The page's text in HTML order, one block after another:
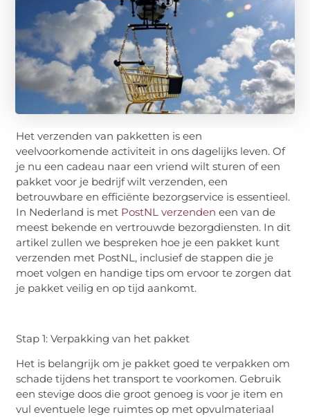
Het verzenden van pakketten is een
veelvoorkomende activiteit in ons dagelijks leven. Of
je nu een cadeau naar een vriend wilt sturen of een
pakket voor je bedrijf wilt verzenden, een
betrouwbare en efficiënte bezorgservice is essentieel.
In Nederland is met PostNL verzenden een van de
meest bekende en vertrouwde bezorgdiensten. In dit
artikel zullen we bespreken hoe je een pakket kunt
verzenden met PostNL, inclusief de stappen die je
moet volgen en handige tips om ervoor te zorgen dat
je pakket veilig en op tijd aankomt.
Stap 1: Verpakking van het pakket
Het is belangrijk om je pakket goed te verpakken om
schade tijdens het transport te voorkomen. Gebruik
een stevige doos die groot genoeg is voor je item en
vul eventuele lege ruimtes op met opvulmateriaal